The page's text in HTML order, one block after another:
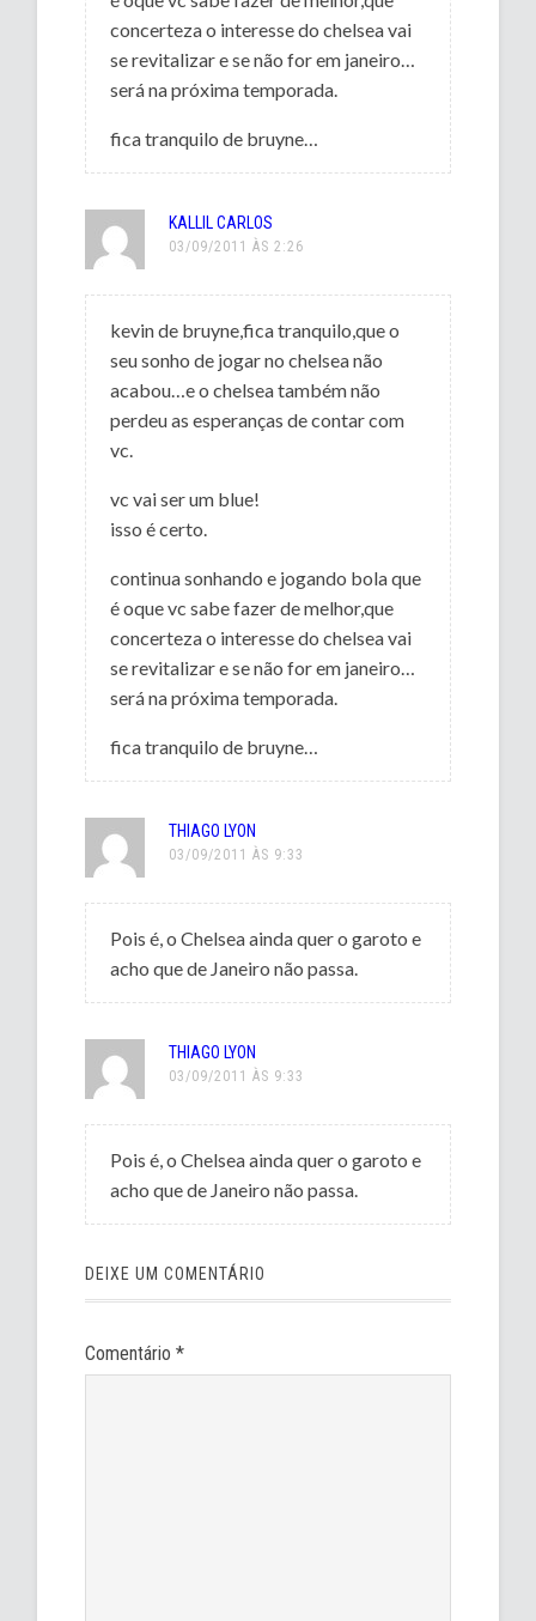
concerteza o interesse do chelsea vai
se revitalizar e se não for em janeiro…
será na próxima temporada.
fica tranquilo de bruyne…
KALLIL CARLOS
03/09/2011 ÀS 2:26
kevin de bruyne,fica tranquilo,que o
seu sonho de jogar no chelsea não
acabou…e o chelsea também não
perdeu as esperanças de contar com
vc.
vc vai ser um blue!
isso é certo.
continua sonhando e jogando bola que
é oque vc sabe fazer de melhor,que
concerteza o interesse do chelsea vai
se revitalizar e se não for em janeiro…
será na próxima temporada.
fica tranquilo de bruyne…
THIAGO LYON
03/09/2011 ÀS 9:33
Pois é, o Chelsea ainda quer o garoto e
acho que de Janeiro não passa.
THIAGO LYON
03/09/2011 ÀS 9:33
Pois é, o Chelsea ainda quer o garoto e
acho que de Janeiro não passa.
DEIXE UM COMENTÁRIO
Comentário*